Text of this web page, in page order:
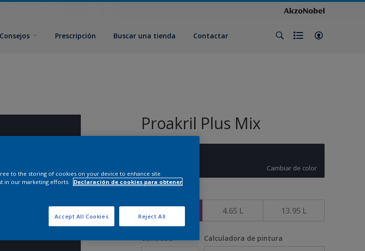
Prescripción Buscar una tienda Contactar
Proakril Plus Mix
Cambiar de color
930 ML 4.65 L 13.95 L
Cantidad Calculadora de pintura
to the storing of cookies on your device to enhance site
in our marketing efforts.
Declaración de cookies para obtener
Reject All
Accept All Cookies